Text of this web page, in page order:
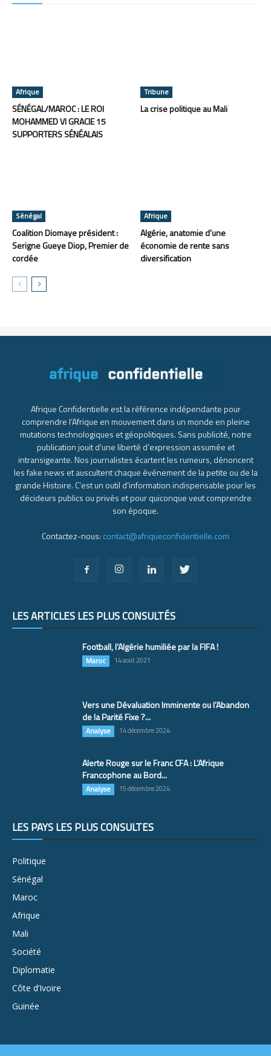
Afrique
SÉNÉGAL/MAROC : LE ROI
MOHAMMED VI GRACIE 15
SUPPORTERS SÉNÉALAIS
Tribune
La crise politique au Mali
Sénégal
Coalition Diomaye président :
Serigne Gueye Diop, Premier de
cordée
Afrique
Algérie, anatomie d’une
économie de rente sans
diversification
Afrique Confidentielle est la référence indépendante pour
comprendre l’Afrique en mouvement dans un monde en pleine
mutations technologiques et géopolitiques. Sans publicité, notre
publication jouit d’une liberté d’expression assumée et
intransigeante. Nos journalistes écartent les rumeurs, dénoncent
les fake news et auscultent chaque événement de la petite ou de la
grande Histoire. C’est un outil d’information indispensable pour les
décideurs publics ou privés et pour quiconque veut comprendre
son époque.
Contactez-nous: contact@afriqueconfidentielle.com
LES ARTICLES LES PLUS CONSULTÉS
Football, l’Algérie humiliée par la FIFA !
Maroc 14 août 2021
Vers une Dévaluation Imminente ou l’Abandon
de la Parité Fixe ?...
Analyse 14 décembre 2024
Alerte Rouge sur le Franc CFA : L’Afrique
Francophone au Bord...
Analyse 15 décembre 2024
LES PAYS LES PLUS CONSULTÉS
Politique
Sénégal
Maroc
Afrique
Mali
Société
Diplomatie
Côte d’Ivoire
Guinée